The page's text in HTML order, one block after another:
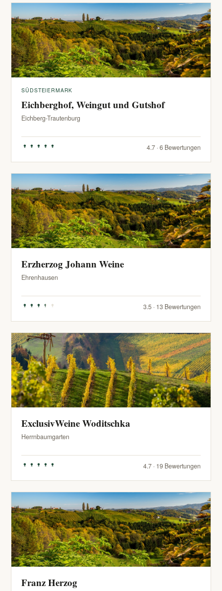
SÜDSTEIERMARK
Eichberghof, Weingut und Gutshof
Eichberg-Trautenburg
4.7 · 6 Bewertungen
Erzherzog Johann Weine
Ehrenhausen
3.5 · 13 Bewertungen
ExclusivWeine Woditschka
Herrnbaumgarten
4.7 · 19 Bewertungen
Franz Herzog